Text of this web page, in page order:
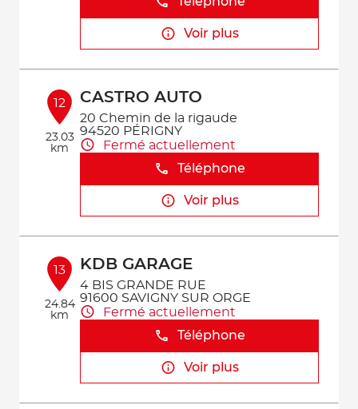
Voir plus
12
23.03
km
CASTRO AUTO
20 Chemin de la rigaude
94520 PÉRIGNY
Fermé actuellement
Téléphone
Voir plus
13
24.84
km
KDB GARAGE
4 BIS GRANDE RUE
91600 SAVIGNY SUR ORGE
Fermé actuellement
Téléphone
Voir plus